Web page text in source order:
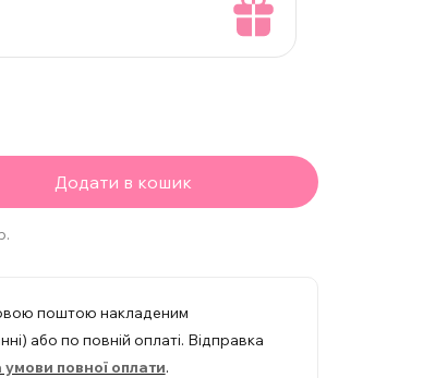
Додати в кошик
поштою накладеним
або по повній оплаті. Відправка
умови повної оплати.